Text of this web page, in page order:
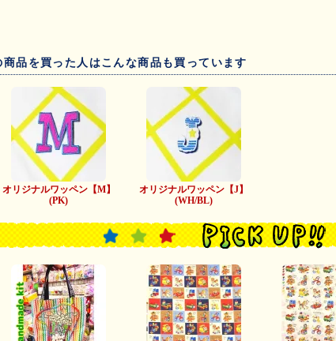
商品を買った人はこんな商品も買っています
オリジナルワッペン【M】
(PK)
オリジナルワッペン【J】
(WH/BL)